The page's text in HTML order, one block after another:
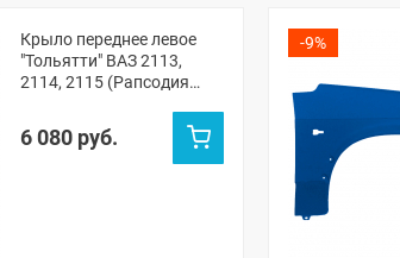
Крыло переднее левое
"Тольятти" ВАЗ 2113,
2114, 2115 (Рапсодия
6 080 руб.
-9%